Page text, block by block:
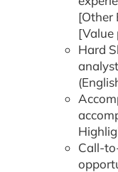
[Other
[Value
Hard
Call-